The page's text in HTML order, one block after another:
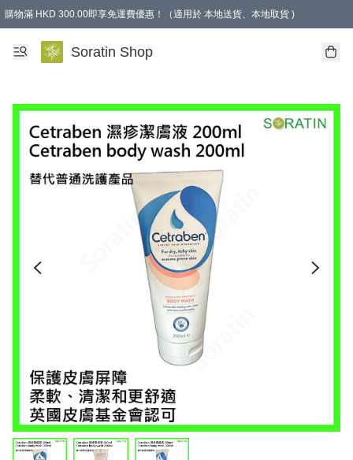
購物滿 HKD 300.00即享免運費優惠！（適用於 本地送貨、本地取貨 )
Soratin Shop